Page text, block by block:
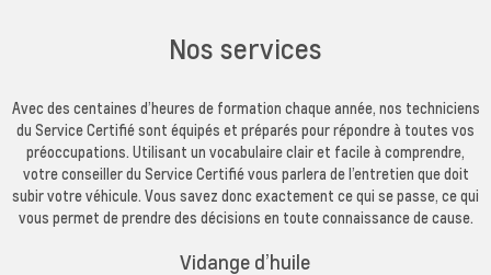
Nos services
Avec des centaines d’heures de formation chaque année, nos techniciens
du Service Certifié sont équipés et préparés pour répondre à toutes vos
préoccupations. Utilisant un vocabulaire clair et facile à comprendre,
votre conseiller du Service Certifié vous parlera de l’entretien que doit
subir votre véhicule. Vous savez donc exactement ce qui se passe, ce qui
vous permet de prendre des décisions en toute connaissance de cause.
Vidange d’huile